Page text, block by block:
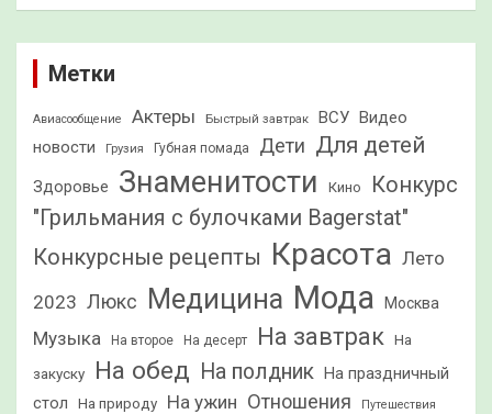
Метки
Авиасообщение Актеры Быстрый завтрак ВСУ Видео
новости
Грузия Губная помада Дети Для детей
Здоровье Знаменитости Кино
Конкурс
"Грильмания с булочками Bagerstat"
Конкурсные рецепты Красота Лето
2023 Люкс Медицина Мода Москва
Музыка На второе На десерт На завтрак На
закуску На обед На полдник На праздничный
стол
На природу На ужин Отношения Путешествия